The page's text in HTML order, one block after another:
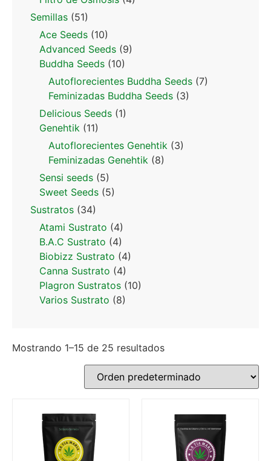
Semillas (51)
Ace Seeds (10)
Advanced Seeds (9)
Buddha Seeds (10)
Autoflorecientes Buddha Seeds (7)
Feminizadas Buddha Seeds (3)
Delicious Seeds (1)
Genehtik (11)
Autoflorecientes Genehtik (3)
Feminizadas Genehtik (8)
Sensi seeds (5)
Sweet Seeds (5)
Sustratos (34)
Atami Sustrato (4)
B.A.C Sustrato (4)
Biobizz Sustrato (4)
Canna Sustrato (4)
Plagron Sustratos (10)
Varios Sustrato (8)
Mostrando 1–15 de 25 resultados